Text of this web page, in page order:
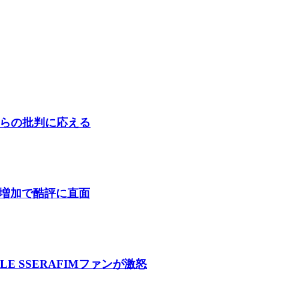
の批判に応える
加で酷評に直面
SSERAFIMファンが激怒